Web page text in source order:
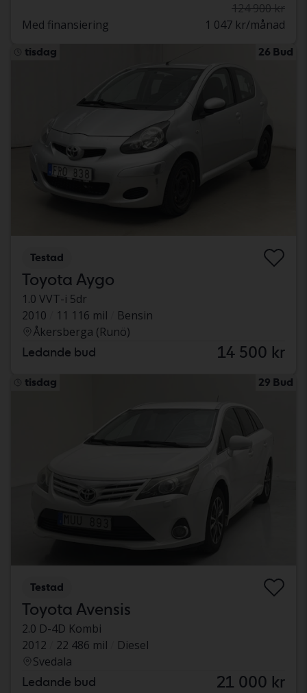
124 900 kr
Med finansiering
1 047 kr/månad
tisdag 26 Bud
Testad
Toyota Aygo
1.0 VVT-i 5dr
2010
11 116 mil
Bensin
Åkersberga (Runö)
Ledande bud 14 500 kr
tisdag 29 Bud
Testad
Toyota Avensis
2.0 D-4D Kombi
2012
22 486 mil
Diesel
Svedala
Ledande bud 21 000 kr